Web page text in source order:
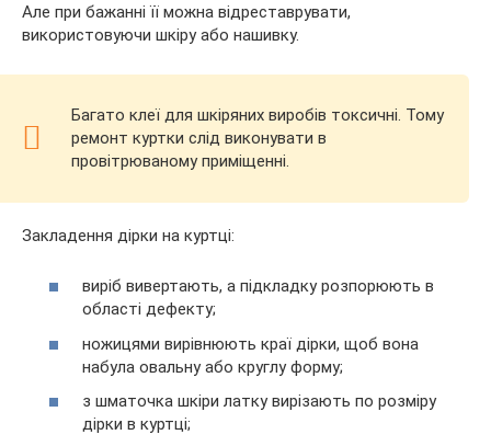
Але при бажанні її можна відреставрувати,
використовуючи шкіру або нашивку.
Багато клеї для шкіряних виробів токсичні. Тому
ремонт куртки слід виконувати в
провітрюваному приміщенні.
Закладення дірки на куртці:
виріб вивертають, а підкладку розпорюють в
області дефекту;
ножицями вирівнюють краї дірки, щоб вона
набула овальну або круглу форму;
з шматочка шкіри латку вирізають по розміру
дірки в куртці;